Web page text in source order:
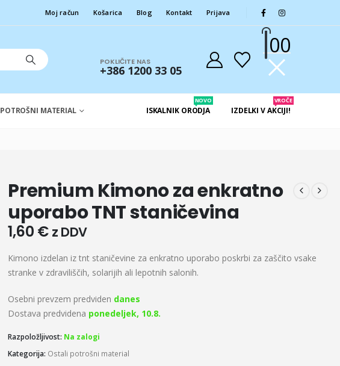
Moj račun Košarica Blog Kontakt Prijava
POKLIČITE NAS
+386 1200 33 05
00
POTROŠNI MATERIAL ISKALNIK ORODJA
NOVO
IZDELKI V AKCIJI!
VROČE
Premium Kimono za enkratno
uporabo TNT staničevina
1,60 € z DDV
Kimono izdelan iz tnt staničevine za enkratno uporabo poskrbi za zaščito vsake
stranke v zdraviliščih, solarijih ali lepotnih salonih.
Osebni prevzem predviden danes
Dostava predvidena ponedeljek, 10.8.
Razpoložljivost: Na zalogi
Kategorija: Ostali potrošni material